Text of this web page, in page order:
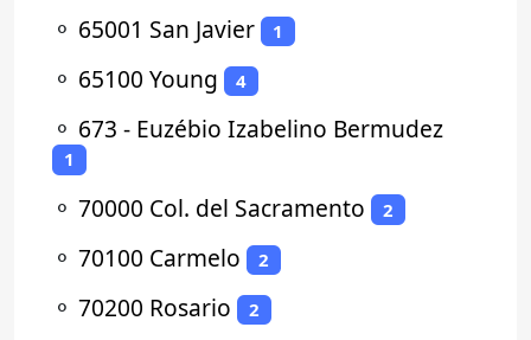
⚬ 65001 San Javier 1
⚬ 65100 Young 4
⚬ 673 - Euzébio Izabelino Bermudez
1
⚬ 70000 Col. del Sacramento 2
⚬ 70100 Carmelo 2
⚬ 70200 Rosario 2